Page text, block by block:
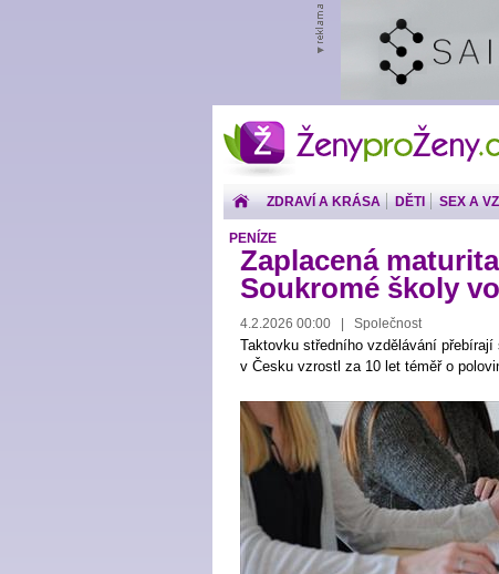
ŽenyproŽeny.cz
ZDRAVÍ A KRÁSA DĚTI SEX A
PENÍZE
Zaplacená
Soukromé školy
4.2.2026 00:00 | Společnost
Taktovku středního vzdělávání
v Česku vzrostl za 10 let téměř o